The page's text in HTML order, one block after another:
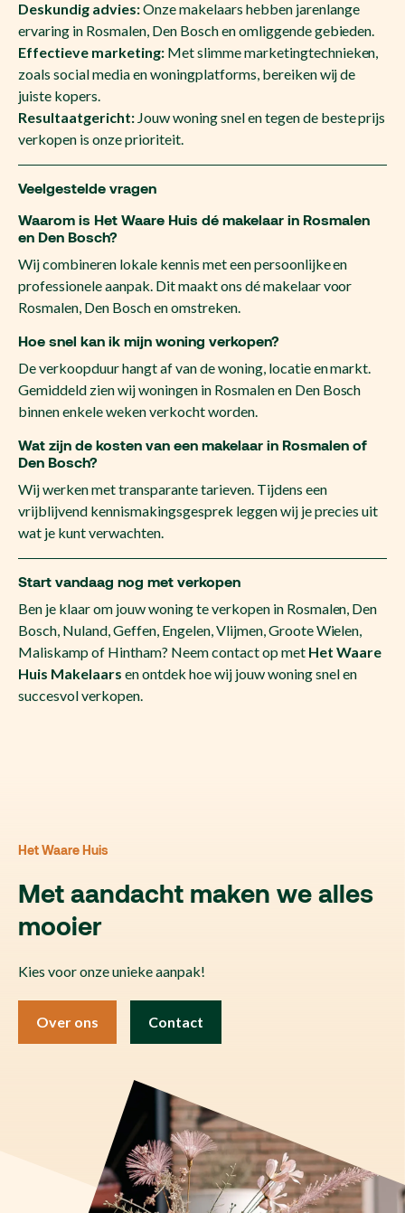
Deskundig advies:Onze makelaars hebben jarenlange
ervaring in Rosmalen, Den Bosch en omliggende gebieden.
Effectieve marketing:Met slimme marketingtechnieken,
zoals social media en woningplatforms, bereiken wij de
juiste kopers.
Resultaatgericht:Jouw woning snel en tegen de beste prijs
verkopen is onze prioriteit.
Veelgestelde vragen
Waarom is Het Waare Huis dé makelaar in Rosmalen
en Den Bosch?
Wij combineren lokale kennis met een persoonlijke en
professionele aanpak. Dit maakt ons dé makelaar voor
Rosmalen, Den Bosch en omstreken.
Hoe snel kan ik mijn woning verkopen?
De verkoopduur hangt af van de woning, locatie en markt.
Gemiddeld zien wij woningen in Rosmalen en Den Bosch
binnen enkele weken verkocht worden.
Wat zijn de kosten van een makelaar in Rosmalen of
Den Bosch?
Wij werken met transparante tarieven. Tijdens een
vrijblijvend kennismakingsgesprek leggen wij je precies uit
wat je kunt verwachten.
Start vandaag nog met verkopen
Ben je klaar om jouw woning te verkopen in Rosmalen, Den
Bosch, Nuland, Geffen, Engelen, Vlijmen, Groote Wielen,
Maliskamp of Hintham? Neem contact op met Het Waare
Huis Makelaars en ontdek hoe wij jouw woning snel en
succesvol verkopen.
Het Waare Huis
Met aandacht maken we alles
mooier
Kies voor onze unieke aanpak!
Over ons Contact